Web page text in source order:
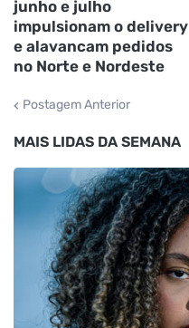
junho e julho
impulsionam o delivery
e alavancam pedidos
no Norte e Nordeste
Postagem Anterior
MAIS LIDAS DA SEMANA